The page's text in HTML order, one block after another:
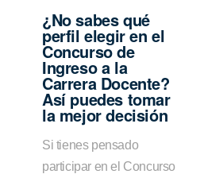
¿No sabes qué
perfil elegir en el
Concurso de
Ingreso a la
Carrera Docente?
Así puedes tomar
la mejor decisión
Si tienes pensado
participar en el Concurso